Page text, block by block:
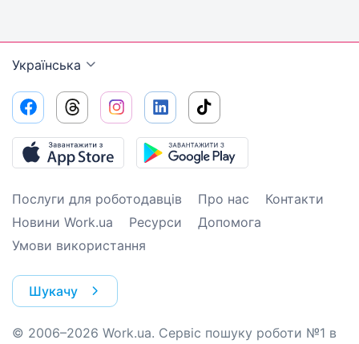
Українська
Послуги для роботодавців Про нас
Контакти
Новини Work.ua
Ресурси
Допомога
Умови використання
Шукачу
© 2006–2026 Work.ua. Сервіс пошуку роботи №1 в